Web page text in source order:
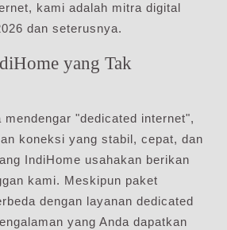
kami adalah mitra digital
dan seterusnya.
yang Tak
mendengar "dedicated internet",
koneksi yang stabil, cepat, dan
IndiHome usahakan berikan
kami. Meskipun paket
dengan layanan dedicated
yang Anda dapatkan